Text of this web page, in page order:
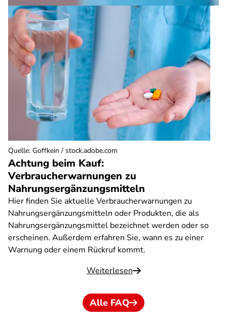
Achtung beim Kauf:
Verbraucherwarnungen zu
Nahrungsergänzungsmitteln
Hier finden Sie aktuelle Verbraucherwarnungen zu
Nahrungsergänzungsmitteln oder Produkten, die als
Nahrungsergänzungsmittel bezeichnet werden oder so
erscheinen. Außerdem erfahren Sie, wann es zu einer
Warnung oder einem Rückruf kommt.
Weiterlesen
Quelle: Goffkein / stock.adobe.com
Alle FAQ